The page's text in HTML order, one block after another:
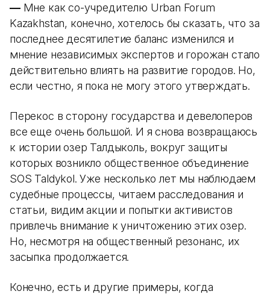
—Мне как со-учредителю Urban Forum
Kazakhstan, конечно, хотелось бы сказать, что за
последнее десятилетие баланс изменился и
мнение независимых экспертов и горожан стало
действительно влиять на развитие городов. Но,
если честно, я пока не могу этого утверждать.
Перекос в сторону государства и девелоперов
все еще очень большой. И я снова возвращаюсь
к истории озер Талдыколь, вокруг защиты
которых возникло общественное объединение
SOS Taldykol. Уже несколько лет мы наблюдаем
судебные процессы, читаем расследования и
статьи, видим акции и попытки активистов
привлечь внимание к уничтожению этих озер.
Но, несмотря на общественный резонанс, их
засыпка продолжается.
Конечно, есть и другие примеры, когда